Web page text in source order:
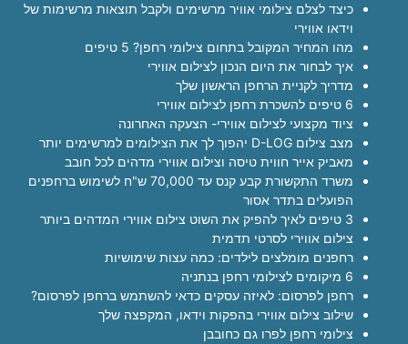
כיצד לצלם צילומי אוויר מרשימים ולקבל תוצאות מרשימות של
וידאו אווירי
מהו המחיר המקובל בתחום צילומי רחפן? 5 טיפים
איך לבחור את היום הנכון לצילום אווירי
מדריך לקניית הרחפן הראשון שלך
6 טיפים להשכרת רחפן לצילום אווירי
ציוד מקצועי לצילום אווירי- הצעקה האחרונה
מצב צילום D-LOG יהפוך לך את הצילומים למרשימים יותר
מאביק אייר חווית טיסה וצילום אווירי מדהים לכל חובב
משרד התקשורת קבע קנס עד 70,000 ש"ח לשימוש ברחפנים
הפועלים בתדר אסור
3 טיפים לאיך להפיק את השוט צילום אווירי המדהים ביותר
צילום אווירי לסרטי תדמית
רחפנים מומלצים לילדים: כמה עצות שימושיות
6 מיקומים לצילומי רחפן בנתניה
רחפן לפרסום: לאיזה עסקים כדאי להשתמש ברחפן לפרסום?
שילוב צילום אווירי בהפקות וידאו, המקפצה שלך
צילומי רחפן לפרו גם כחובבן